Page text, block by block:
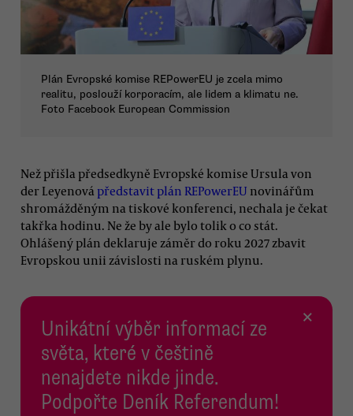
Plán Evropské komise REPowerEU je zcela mimo
realitu, poslouží korporacím, ale lidem a klimatu ne.
Foto Facebook European Commission
Než přišla předsedkyně Evropské komise Ursula von
der Leyenová představit plán REPowerEU novinářům
shromážděným na tiskové konferenci, nechala je čekat
takřka hodinu. Ne že by ale bylo tolik o co stát.
Ohlášený plán deklaruje záměr do roku 2027 zbavit
Evropskou unii závislosti na ruském plynu.
Unikátní výběr informací ze
světa, které v češtině
nenajdete nikde jinde.
Podpořte Deník Referendum!
×